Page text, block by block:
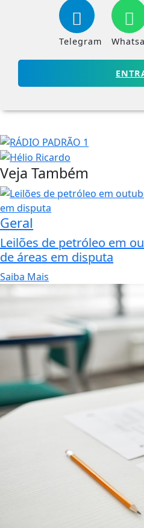
Telegram
Veja Também
Geral
Leilões de petróleo em
de áreas em disputa
Saiba Mais